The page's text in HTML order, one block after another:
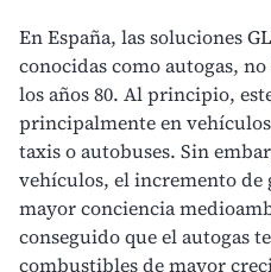
En España, las soluciones
conocidas comoautogas,
los años 80. Al principio,
principalmente en
taxis o autobuses. Sin
vehículos, el incremento de
mayor conciencia
conseguido que el autogas
combustibles de mayor